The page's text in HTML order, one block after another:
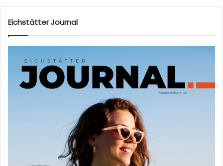
Eichstätter Journal